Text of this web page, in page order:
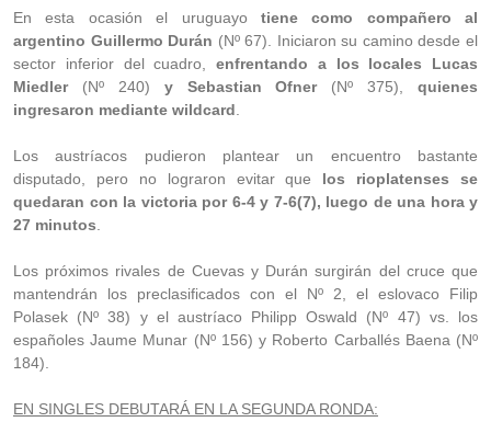
En esta ocasión el uruguayo tiene como compañero al
argentino Guillermo Durán (Nº 67). Iniciaron su camino desde el
sector inferior del cuadro, enfrentando a los locales Lucas
Miedler(Nº 240) y Sebastian Ofner(Nº 375), quienes
ingresaron mediante wildcard
Los austríacos pudieron plantear un encuentro bastante
disputado, pero no lograron evitar que los rioplatenses se
quedaran con la victoria por 6-4 y 7-6(7), luego de una hora y
27 minutos
Los próximos rivales de Cuevas y Durán surgirán del cruce que
mantendrán los preclasificados con el Nº 2, el eslovaco Filip
Polasek (Nº 38) y el austríaco Philipp Oswald (Nº 47) vs. los
españoles Jaume Munar (Nº 156) y Roberto Carballés Baena (Nº
184).
EN SINGLES DEBUTARÁ EN LA SEGUNDA RONDA: